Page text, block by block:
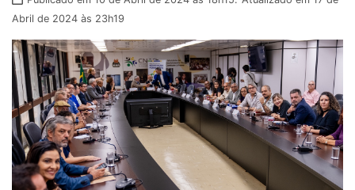
Abril de 2024 às 23h19